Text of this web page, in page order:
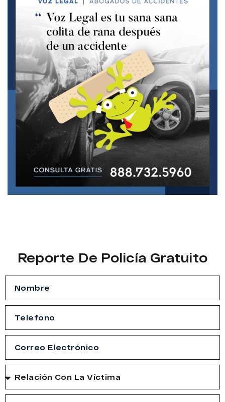
Reporte De Policía Gratuito